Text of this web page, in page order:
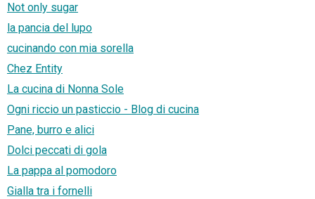
Not only sugar
la pancia del lupo
cucinando con mia sorella
Chez Entity
La cucina di Nonna Sole
Ogni riccio un pasticcio - Blog di cucina
Pane, burro e alici
Dolci peccati di gola
La pappa al pomodoro
Gialla tra i fornelli